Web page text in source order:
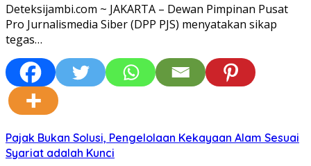
Deteksijambi.com ~ JAKARTA – Dewan Pimpinan Pusat
Pro Jurnalismedia Siber (DPP PJS) menyatakan sikap
tegas…
Pajak Bukan Solusi, Pengelolaan Kekayaan Alam Sesuai
Syariat adalah Kunci